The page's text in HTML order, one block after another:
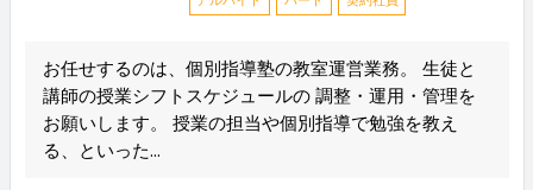
お任せするのは、個別指導塾の教室運営業務。 生徒と
講師の授業シフトスケジュールの 調整・運用・管理を
お願いします。 授業の担当や個別指導で勉強を教え
る、といった...